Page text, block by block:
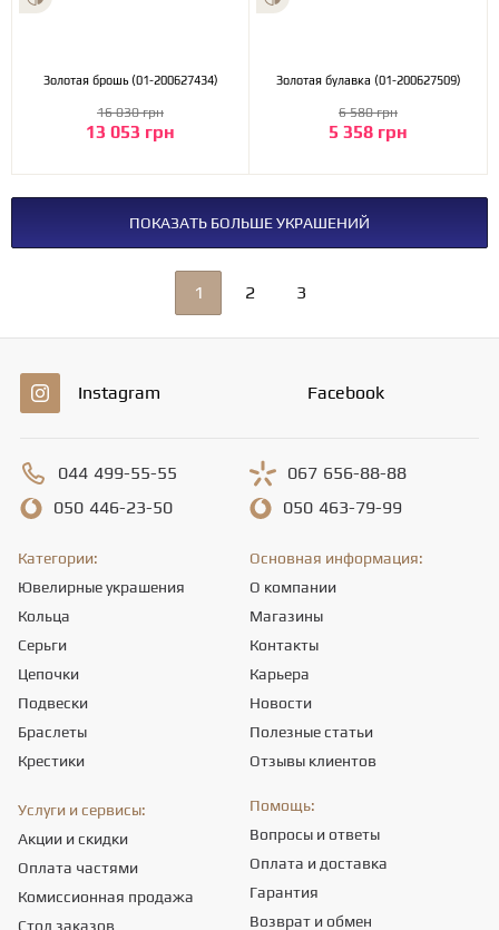
Золотая брошь (01-200627434)
13 053 грн
16 030 грн
Золотая булавка (01-200627509)
5 358 грн
6 580 грн
ПОКАЗАТЬ БОЛЬШЕ УКРАШЕНИЙ
1 2 3
Instagram Facebook
044 499-55-55
050 446-23-50
067 656-88-88
050 463-79-99
Категории:
Ювелирные украшения
Кольца
Серьги
Цепочки
Подвески
Браслеты
Крестики
Основная информация:
О компании
Магазины
Контакты
Карьера
Новости
Полезные статьи
Отзывы клиентов
Услуги и сервисы:
Акции и скидки
Оплата частями
Комиссионная продажа
Стол заказов
Помощь:
Вопросы и ответы
Оплата и доставка
Гарантия
Возврат и обмен